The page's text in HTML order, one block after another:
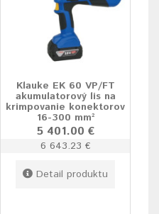
Klauke EK 60 VP/FT
akumulatorový lis na
krimpovanie konektorov
16-300 mm²
5 401.00 €
6 643.23 €
Detail produktu